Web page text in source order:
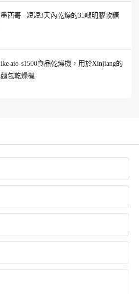
墨西哥 - 短短3天內乾燥的35噸明膠軟糖
ike aio-s1500食品乾燥機，用於Xinjiang的
麵包乾燥機